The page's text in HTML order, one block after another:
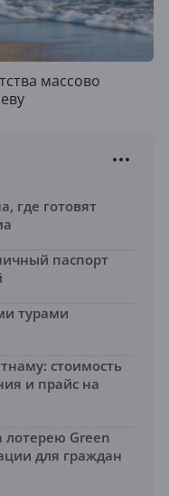
массово
где готовят
паспорт
турами
стоимость
и прайс на
лотерею Green
для граждан